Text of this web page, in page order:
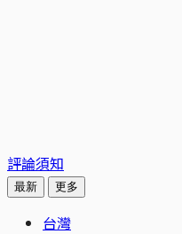
評論須知
最新 更多
台灣